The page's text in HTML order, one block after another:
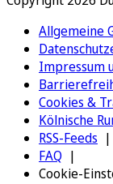
Allgemeine
Impressum
Cookies &
Kölnische
RSS-Feeds
FAQ
Cookie-